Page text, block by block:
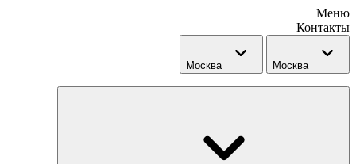
Меню
Контакты
Москва Москва